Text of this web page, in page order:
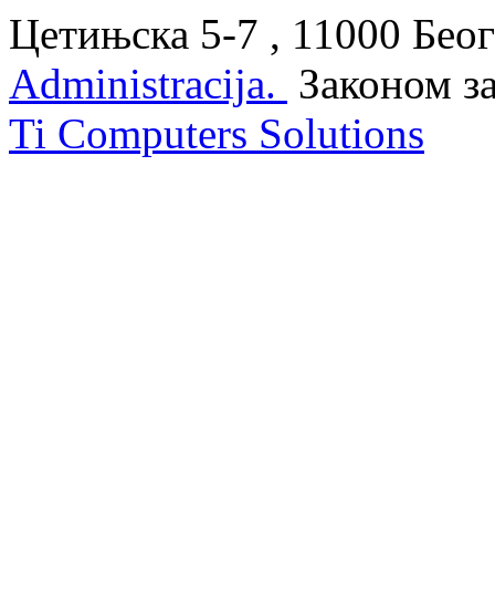
Цетињска 5-7 , 11000
Administracija. Законом
Ti Computers Solutions